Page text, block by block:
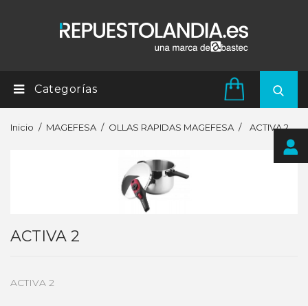
Categorías
Inicio MAGEFESA OLLAS RAPIDAS MAGEFESA ACTIVA 2
ACTIVA 2
ACTIVA 2